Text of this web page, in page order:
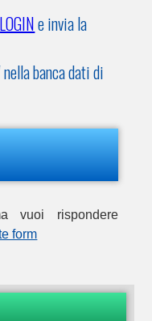
LOGINe invia la
banca dati di
vuoi rispondere
form